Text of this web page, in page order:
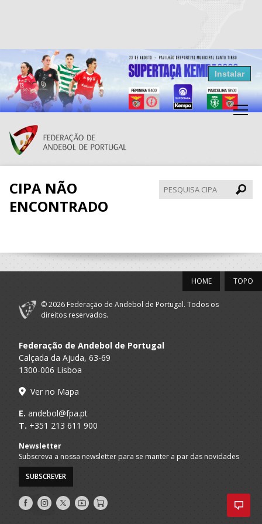
Resultados Andebol
Federação de Andebol de Portugal
Grátis - Disponivel na Play Store
Instalar
CIPA NÃO
ENCONTRADO
CIPA
TOPO
HOME
© 2026 Federação de Andebol de Portugal. Todos os
direitos reservados.
Federação de Andebol de Portugal
Calçada da Ajuda, 63-69
1300-006 Lisboa
Ver no Mapa
E. andebol@fpa.pt
T. +351 213 611 900
Newsletter
Subscreva a nossa newsletter para se manter a par das novidades
SUBSCREVER
Siga-
nos
Siga-
nos
Siga-
nos
AndebolTV
Loja